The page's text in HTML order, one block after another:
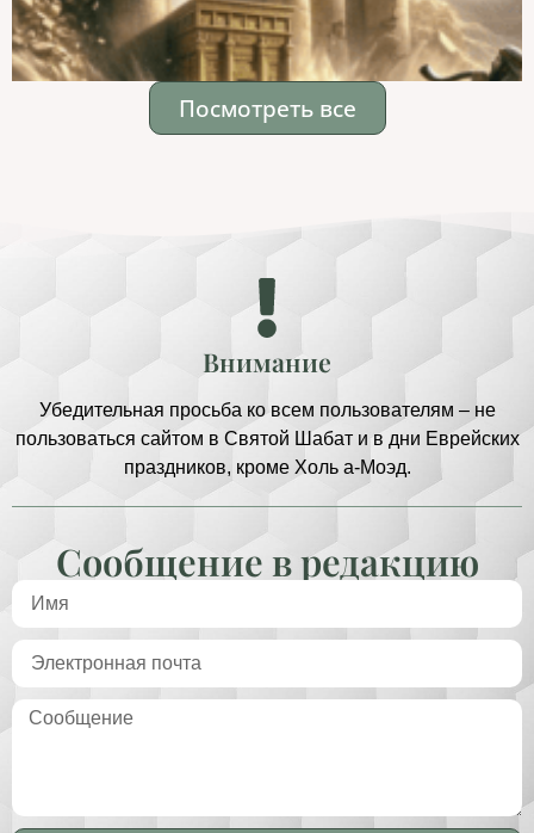
Посмотреть все
Внимание
Убедительная просьба ко всем пользователям – не
пользоваться сайтом в Святой Шабат и в дни Еврейских
праздников, кроме Холь а-Моэд.
Сообщение в редакцию